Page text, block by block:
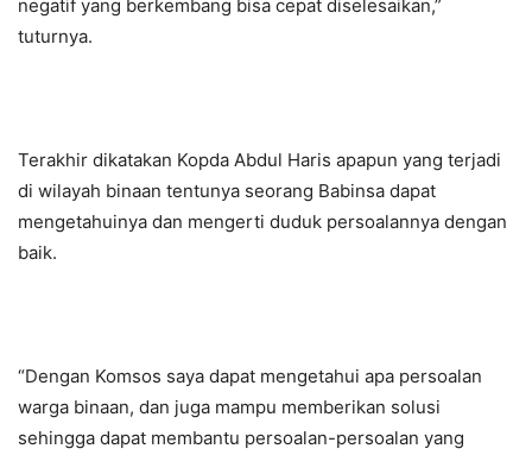
negatif yang berkembang bisa cepat diselesaikan,”
tuturnya.
Terakhir dikatakan Kopda Abdul Haris apapun yang terjadi
di wilayah binaan tentunya seorang Babinsa dapat
mengetahuinya dan mengerti duduk persoalannya dengan
baik.
“Dengan Komsos saya dapat mengetahui apa persoalan
warga binaan, dan juga mampu memberikan solusi
sehingga dapat membantu persoalan-persoalan yang